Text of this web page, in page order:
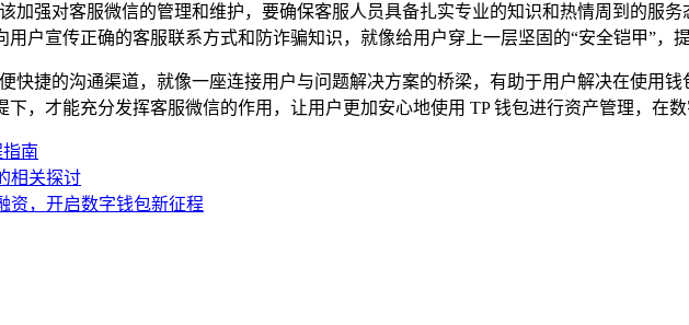
加强对客服微信的管理和维护，要确保客服人员具备扎实专业的知识和热情周到的服
户宣传正确的客服联系方式和防诈骗知识，就像给用户穿上一层坚固的“安全铠甲”，
快捷的沟通渠道，就像一座连接用户与问题解决方案的桥梁，有助于用户解决在使用
，才能充分发挥客服微信的作用，让用户更加安心地使用 TP 钱包进行资产管理，在
南
相关探讨
资，开启数字钱包新征程